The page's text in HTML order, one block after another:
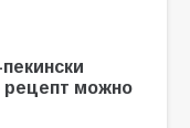
рецепт можно